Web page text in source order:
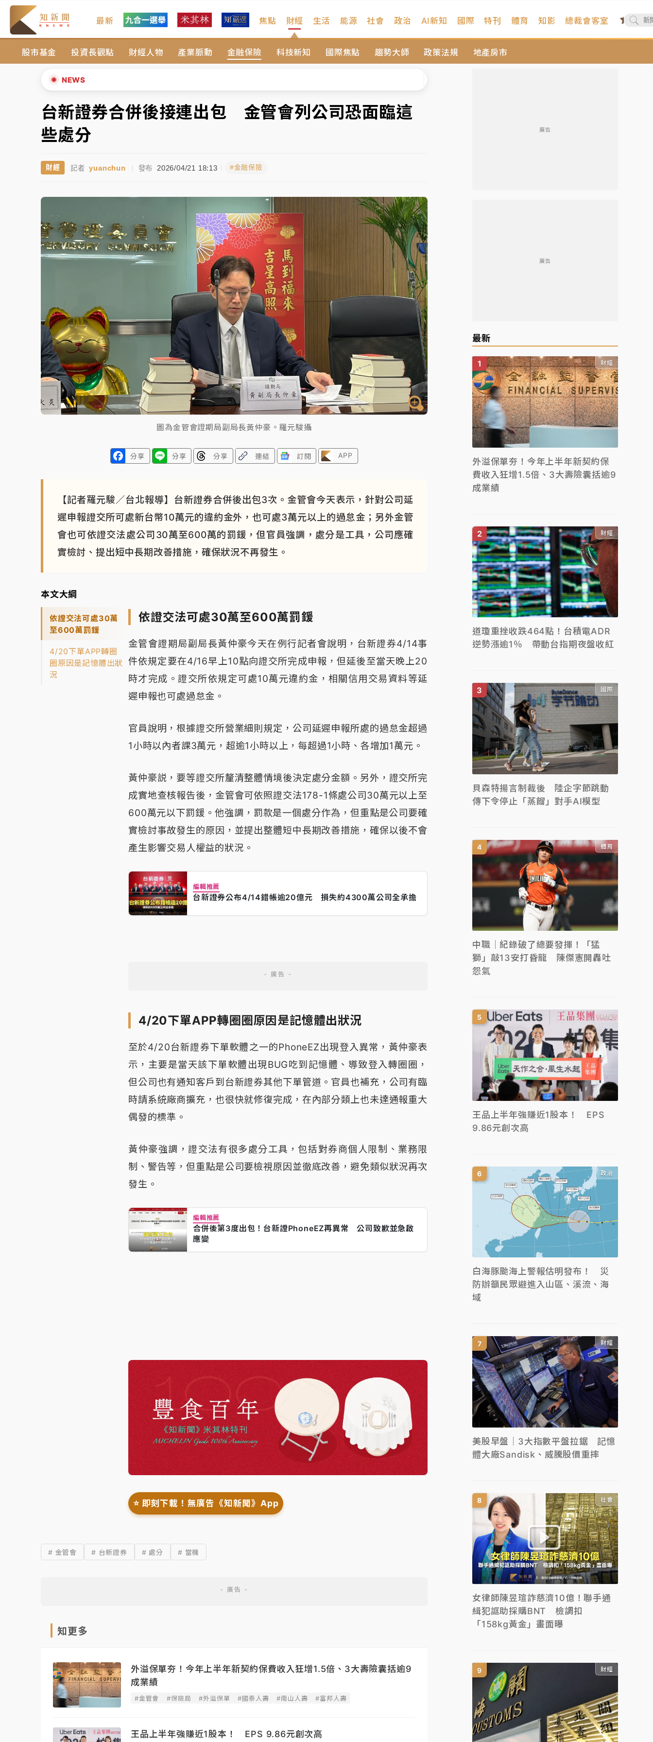
最新 焦點 財經
股市基金 投資長觀點 財經人物 產業脈動 金融保險 科技新知 國際焦點 趨勢大師 政策法規 地產房市
生活 能源 社會 政治 AI新知 國際 特刊 體育 知影 總裁會客室
NEWS
暑假過三周才推「E宿新北打卡趣」！抽獎程序複雜 觀旅局回應了
中信慈善基金會想增加董事人數！辜仲諒向法院聲請遭駁 理由曝光
故宮《龍藏經》特展第2檔！今線上預約開賣一度塞車 周六起展出延長至晚上7時
台東農業處長涉圖利渡假村！東檢抗告成功 今重開羈押庭
女律師陳昱瑄詐慈濟10億！黃金158kg遭查扣畫面曝光
中信慈善基金會想增加董事人數！辜仲諒向法院聲請遭駁 理由曝光
故宮《龍藏經》特展第2檔！今線上預約開賣一度塞車 周六起展出延長至晚上7時
台東農業處長涉圖利渡假村！東檢抗告成功 今重開羈押庭
父親節泡湯了！中颱白海豚雨彈轟3天 「紅到發紫」降雨熱區曝
▲
▼
台新證券合併後接連出包 金管會列公司恐面臨這
些處分
財經 記者 yuanchun | 發布 2026/04/21 18:13 #金融保險
圖為金管會證期局副局長黃仲豪。羅元駿攝
分享 分享 分享 連結 訂閱 APP
【記者羅元駿／台北報導】台新證券合併後出包3次。金管會今天表示，針對公司延
遲申報證交所可處新台幣10萬元的違約金外，也可處3萬元以上的過怠金；另外金管
會也可依證交法處公司30萬至600萬的罰鍰，但官員強調，處分是工具，公司應確
實檢討、提出短中長期改善措施，確保狀況不再發生。
本文大綱
依證交法可處30萬
至600萬罰鍰
4/20下單APP轉圈
圈原因是記憶體出狀
況
依證交法可處30萬至600萬罰鍰
金管會證期局副局長黃仲豪今天在例行記者會說明，台新證券4/14事
件依規定要在4/16早上10點向證交所完成申報，但延後至當天晚上20
時才完成。證交所依規定可處10萬元違約金，相關信用交易資料等延
遲申報也可處過怠金。
官員說明，根據證交所營業細則規定，公司延遲申報所處的過怠金超過
1小時以內者課3萬元，超逾1小時以上，每超過1小時、各增加1萬元。
黃仲豪説，要等證交所釐清整體情境後決定處分金額。另外，證交所完
成實地查核報告後，金管會可依照證交法178-1條處公司30萬元以上至
600萬元以下罰鍰。他強調，罰款是一個處分作為，但重點是公司要確
實檢討事故發生的原因，並提出整體短中長期改善措施，確保以後不會
產生影響交易人權益的狀況。
編輯推薦
台新證券公布4/14錯帳逾20億元 損失約4300萬公司全承擔
4/20下單APP轉圈圈原因是記憶體出狀況
至於4/20台新證券下單軟體之一的PhoneEZ出現登入異常，黃仲豪表
示，主要是當天該下單軟體出現BUG吃到記憶體、導致登入轉圈圈，
但公司也有通知客戶到台新證券其他下單管道。官員也補充，公司有臨
時請系統廠商擴充，也很快就修復完成，在內部分類上也未達通報重大
偶發的標準。
黃仲豪強調，證交法有很多處分工具，包括對券商個人限制、業務限
制、警告等，但重點是公司要檢視原因並徹底改善，避免類似狀況再次
發生。
編輯推薦
合併後第3度出包！台新證PhoneEZ再異常 公司致歉並急啟
應變
⭐️ 即刻下載！無廣告《知新聞》App
# 金管會 # 台新證券 # 處分 # 當機
知更多
外溢保單夯！今年上半年新契約保費收入狂增1.5倍、3大壽險囊括逾9
成業績
#金管會 #保險局 #外溢保單 #國泰人壽 #南山人壽 #富邦人壽
王品上半年強賺近1股本！ EPS 9.86元創次高
廣告
廣告
最新
財經
外溢保單夯！今年上半年新契約保
費收入狂增1.5倍、3大壽險囊括逾9
成業績
財經
道瓊重挫收跌464點！台積電ADR
逆勢漲逾1％ 帶動台指期夜盤收紅
國際
貝森特揚言制裁後 陸企字節跳動
傳下令停止「蒸餾」對手AI模型
體育
中職｜紀錄破了總要發揮！「猛
獅」敲13安打昏龍 陳傑憲開轟吐
怨氣
財經
王品上半年強賺近1股本！ EPS
9.86元創次高
政治
白海豚颱海上警報估明發布！ 災
防辦籲民眾避進入山區、溪流、海
域
財經
美股早盤｜3大指數平盤拉鋸 記憶
體大廠Sandisk、威騰股價重摔
社會
女律師陳昱瑄詐慈濟10億！聯手通
緝犯誆助採購BNT 檢調扣
「158kg黃金」畫面曝
財經